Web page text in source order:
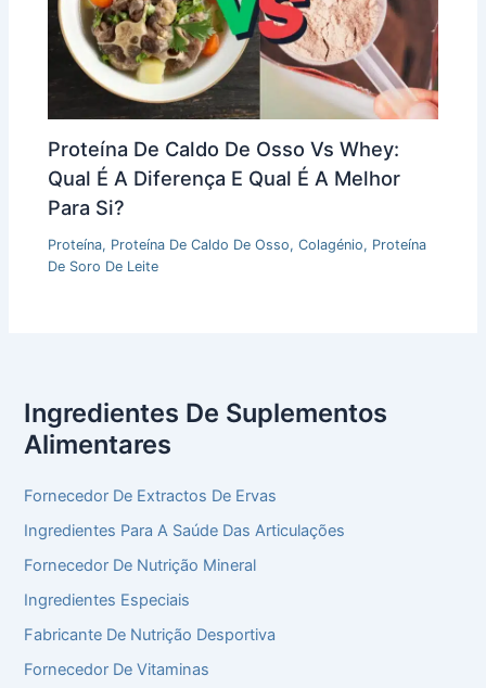
Proteína De Caldo De Osso Vs Whey:
Qual É A Diferença E Qual É A Melhor
Para Si?
Proteína, Proteína De Caldo De Osso,Colagénio, Proteína
De Soro De Leite
Ingredientes De Suplementos
Alimentares
Fornecedor De Extractos De Ervas
Ingredientes Para A Saúde Das Articulações
Fornecedor De Nutrição Mineral
Ingredientes Especiais
Fabricante De Nutrição Desportiva
Fornecedor De Vitaminas